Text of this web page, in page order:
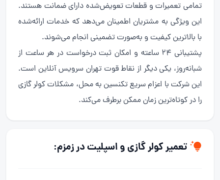
تمامی تعمیرات و قطعات تعویض‌شده دارای ضمانت هستند.
این ویژگی به مشتریان اطمینان می‌دهد که خدمات ارائه‌شده
با بالاترین کیفیت و به‌صورت تضمینی انجام می‌شوند.
پشتیبانی 24 ساعته و امکان ثبت درخواست در هر ساعت از
شبانه‌روز، یکی دیگر از نقاط قوت تهران سرویس آنلاین است.
این شرکت با اعزام سریع تکنسین به محل، مشکلات کولر گازی
را در کوتاه‌ترین زمان ممکن برطرف می‌کند.
تعمیر کولر گازی و اسپلیت در زمزم: